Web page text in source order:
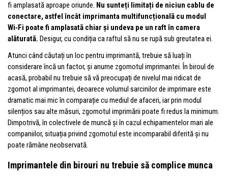
fi amplasată aproape oriunde. Nu sunteți limitați de niciun cablu de
conectare, astfel încât imprimanta multifuncțională cu modul
Wi‑Fi poate fi amplasată chiar și undeva pe un raft în camera
alăturată. Desigur, cu condiția ca raftul să nu se rupă sub greutatea ei.
Atunci când căutați un loc pentru imprimantă, trebuie să luați în
considerare încă un factor, și anume zgomotul imprimantei. În biroul de
acasă, probabil nu trebuie să vă preocupați de nivelul mai ridicat de
zgomot al imprimantei, deoarece volumul sarcinilor de imprimare este
dramatic mai mic în comparație cu mediul de afaceri, iar prin modul
silențios sau alte măsuri, zgomotul imprimării poate fi redus la minimum.
Dimpotrivă, în colectivele de muncă și în cazul echipamentelor mari ale
companiilor, situația privind zgomotul este incomparabil diferită și nu
poate rămâne neobservată.
Imprimantele din birouri nu trebuie să complice munca